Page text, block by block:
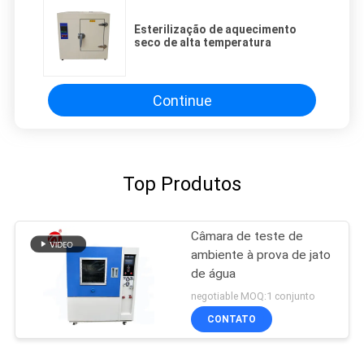
Esterilização de aquecimento
seco de alta temperatura
Continue
Top Produtos
Câmara de teste de
ambiente à prova de jato
de água
negotiable MOQ:1 conjunto
CONTATO